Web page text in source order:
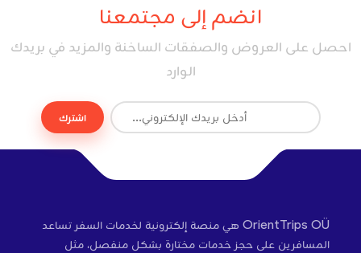
انضم إلى مجتمعنا
احصل على العروض والصفقات الساخنة والمزيد في بريدك
الوارد
اشترك
OrientTrips OÜ هي منصة إلكترونية لخدمات السفر تساعد
المسافرين على حجز خدمات مختارة بشكل منفصل، مثل